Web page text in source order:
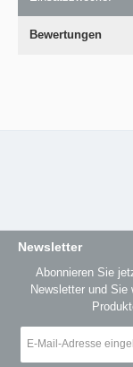
Bewertungen
Newsletter
Abonnieren Sie
Newsletter und
Mail-